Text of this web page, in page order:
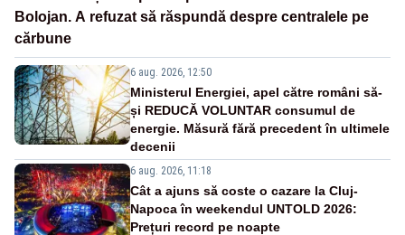
Bolojan. A refuzat să răspundă despre centralele pe
cărbune
6 aug. 2026, 12:50
Ministerul Energiei, apel către români să-
și REDUCĂ VOLUNTAR consumul de
energie. Măsură fără precedent în ultimele
decenii
6 aug. 2026, 11:18
Cât a ajuns să coste o cazare la Cluj-
Napoca în weekendul UNTOLD 2026:
Prețuri record pe noapte